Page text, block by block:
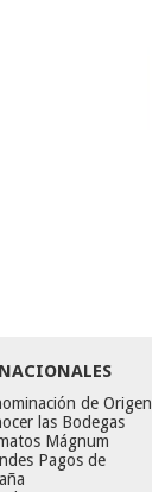
de Origen
las Bodegas
Mágnum
Pagos de